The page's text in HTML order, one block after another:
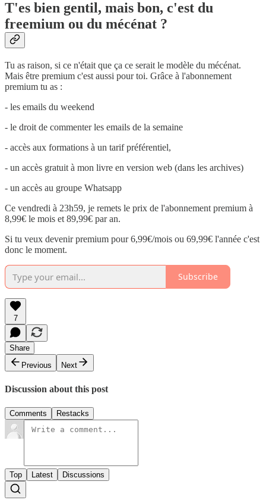
T'es bien gentil, mais bon, c'est du
freemium ou du mécénat ?
Tu as raison, si ce n'était que ça ce serait le modèle du mécénat.
Mais être premium c'est aussi pour toi. Grâce à l'abonnement
premium tu as :
- les emails du weekend
- le droit de commenter les emails de la semaine
- accès aux formations à un tarif préférentiel,
- un accès gratuit à mon livre en version web (dans les archives)
- un accès au groupe Whatsapp
Ce vendredi à 23h59, je remets le prix de l'abonnement premium à
8,99€ le mois et 89,99€ par an.
Si tu veux devenir premium pour 6,99€/mois ou 69,99€ l'année c'est
donc le moment.
Subscribe
7
Share
Previous
Next
Discussion about this post
Comments Restacks
Top Latest Discussions